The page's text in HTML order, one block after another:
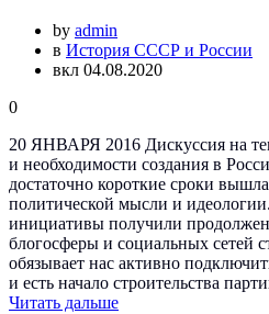
by admin
в История СССР и России
вкл 04.08.2020
0
20 ЯНВАРЯ 2016 Дискуссия на
и необходимости создания в
достаточно короткие сроки
политической мысли и
инициативы получили
блогосферы и социальных сетей
обязывает нас активно
и есть начало строительства
Читать дальше